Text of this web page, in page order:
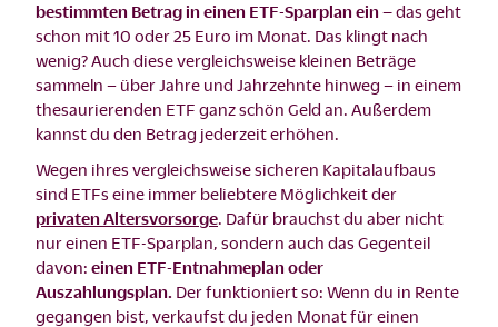
bestimmten Betrag in einen ETF-Sparplan ein –das geht
schon mit 10 oder 25 Euro im Monat. Das klingt nach
wenig? Auch diese vergleichsweise kleinen Beträge
sammeln – über Jahre und Jahrzehnte hinweg – in einem
thesaurierenden ETF ganz schön Geld an. Außerdem
kannst du den Betrag jederzeit erhöhen.
Wegen ihres vergleichsweise sicheren Kapitalaufbaus
sind ETFs eine immer beliebtere Möglichkeit der
privaten Altersvorsorge . Dafür brauchst du aber nicht
nur einen ETF-Sparplan, sondern auch das Gegenteil
davon: einen ETF-Entnahmeplan oder
Auszahlungsplan. Der funktioniert so: Wenn du in Rente
gegangen bist, verkaufst du jeden Monat für einen